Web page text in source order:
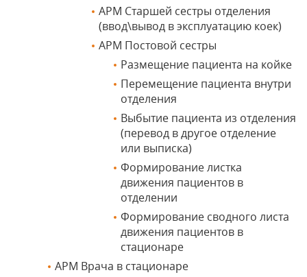
АРМ Старшей сестры отделения
(ввод\вывод в эксплуатацию коек)
АРМ Постовой сестры
Размещение пациента на койке
Перемещение пациента внутри
отделения
Выбытие пациента из отделения
(перевод в другое отделение
или выписка)
Формирование листка
движения пациентов в
отделении
Формирование сводного листа
движения пациентов в
стационаре
АРМ Врача в стационаре